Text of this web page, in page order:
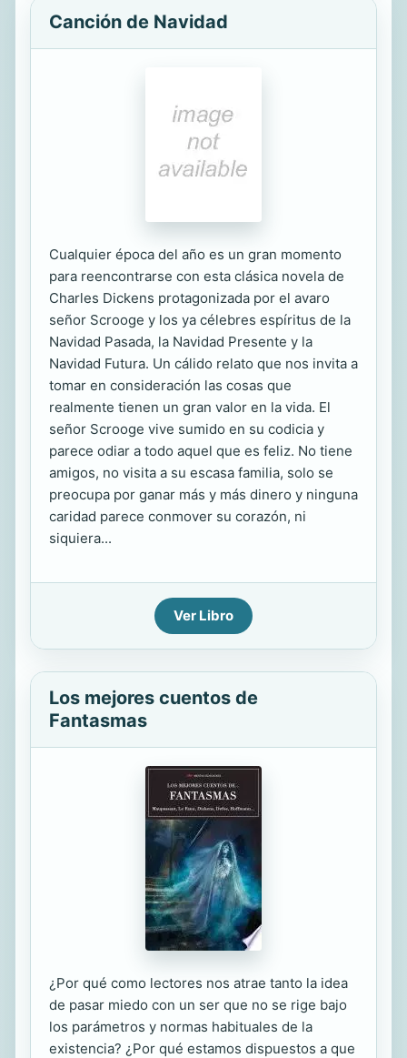
Canción de Navidad
Cualquier época del año es un gran momento
para reencontrarse con esta clásica novela de
Charles Dickens protagonizada por el avaro
señor Scrooge y los ya célebres espíritus de la
Navidad Pasada, la Navidad Presente y la
Navidad Futura. Un cálido relato que nos invita a
tomar en consideración las cosas que
realmente tienen un gran valor en la vida. El
señor Scrooge vive sumido en su codicia y
parece odiar a todo aquel que es feliz. No tiene
amigos, no visita a su escasa familia, solo se
preocupa por ganar más y más dinero y ninguna
caridad parece conmover su corazón, ni
siquiera...
Ver Libro
Los mejores cuentos de
Fantasmas
¿Por qué como lectores nos atrae tanto la idea
de pasar miedo con un ser que no se rige bajo
los parámetros y normas habituales de la
existencia? ¿Por qué estamos dispuestos a que